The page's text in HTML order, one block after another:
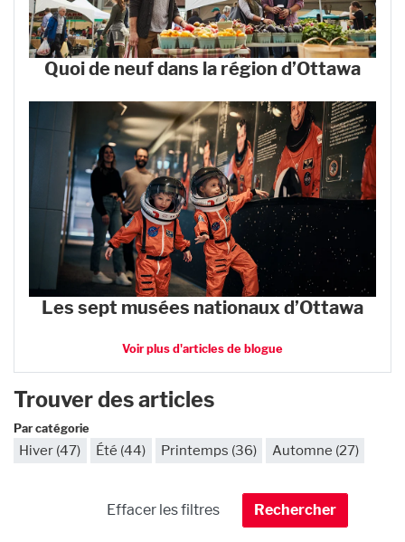
Quoi de neuf dans la région d’Ottawa
Les sept musées nationaux d’Ottawa
Voir plus d'articles de blogue
Trouver des articles
Par catégorie
Hiver (47) Été (44) Printemps (36) Automne (27)